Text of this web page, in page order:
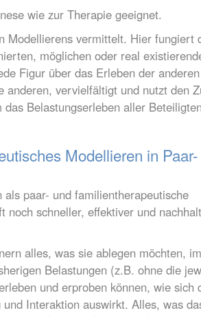
wie zur Therapie geeignet.
Modellierens vermittelt. Hier fungiert
möglichen oder real
Figur über das Erleben der
vervielfältigt und nutzt den
Belastungserleben aller
Modellieren in
paar- und familientherapeutische
schneller, effektiver und
alles, was sie ablegen möchten,
Belastungen (z.B. ohne die
und erproben können, wie sich
Interaktion auswirkt. Alles, was